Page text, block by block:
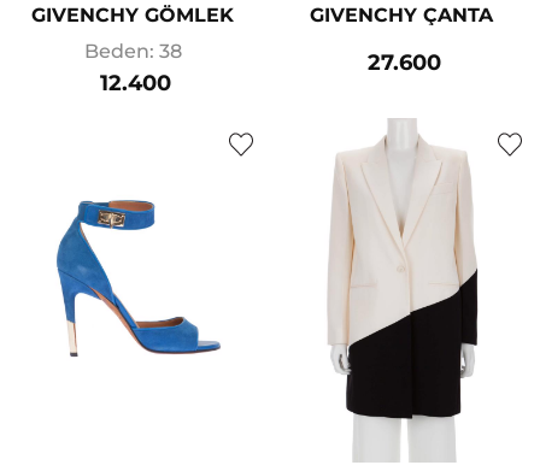
GIVENCHY GÖMLEK
Beden: 38
12.400
GIVENCHY ÇANTA
27.600